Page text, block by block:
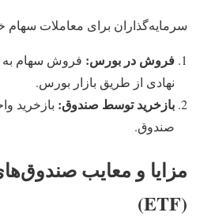
سرمایه‌گذاران برای معاملات سهام
فروش در بورس: فروش سهام به
نهادی از طریق بازار بورس.
بازخرید توسط صندوق: بازخرید
صندوق.
مزایا و معایب
(ETF)